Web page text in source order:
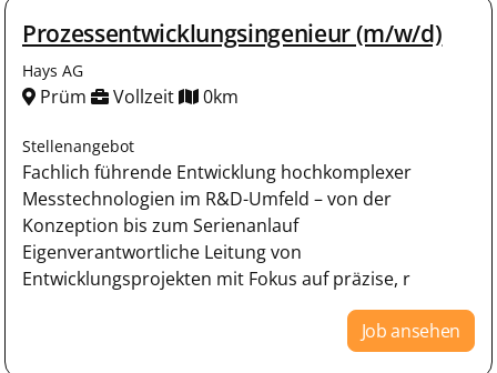
Prozessentwicklungsingenieur (m/w/d)
Hays AG
Prüm Vollzeit 0km
Stellenangebot
Fachlich führende Entwicklung hochkomplexer
Messtechnologien im R&D-Umfeld – von der
Konzeption bis zum Serienanlauf
Eigenverantwortliche Leitung von
Entwicklungsprojekten mit Fokus auf präzise, r
Job ansehen